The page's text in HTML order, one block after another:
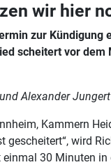
wir hier
zur Kündigung
scheitert vor dem
Alexander
Kammern
gescheitert“, wird
einmal 30 Minuten in